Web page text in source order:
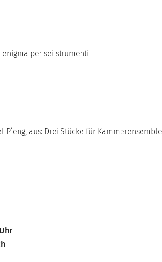
enigma per sei strumenti
P’eng, aus: Drei Stücke für Kammerensemble